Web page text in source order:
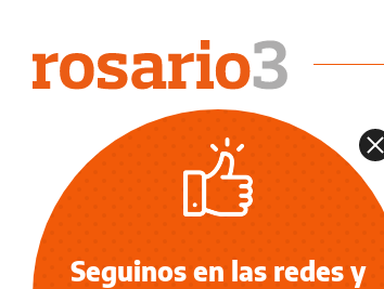
Seguinos en las redes y